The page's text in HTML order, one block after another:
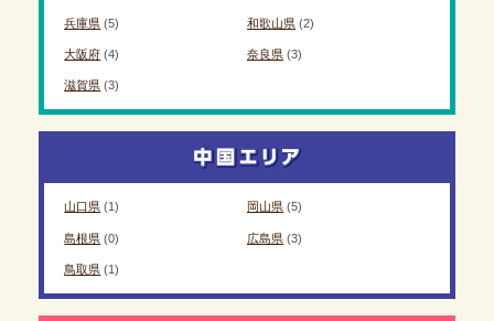
兵庫県 (5) 和歌山県(2)
大阪府 (4) 奈良県(3)
滋賀県 (3)
山口県 (1) 岡山県(5)
島根県 (0) 広島県(3)
鳥取県 (1)